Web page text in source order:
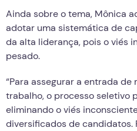
Ainda sobre o tema, Mônica
adotar uma sistemática de
da alta liderança, pois o viés
pesado.
“Para assegurar a entrada
trabalho, o processo seletivo
eliminando o viés
diversificados de candidatos.